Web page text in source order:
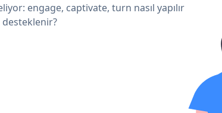
engage, captivate, turn nasıl yapılır
desteklenir?